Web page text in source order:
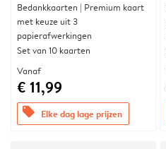
Bedankkaarten | Premium kaart
met keuze uit 3
papierafwerkingen
Set van 10 kaarten
Vanaf
€ 11,99
offers Elke dag lage prijzen